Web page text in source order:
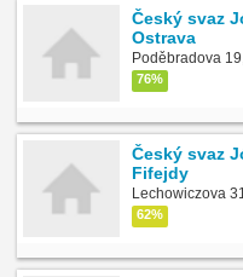
Český svaz
Ostrava
Poděbradova
76%
Český svaz
Fifejdy
Lechowiczova
62%